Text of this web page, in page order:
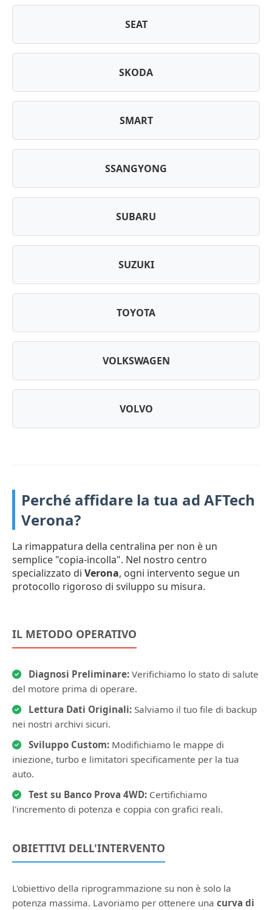
SEAT
SKODA
SMART
SSANGYONG
SUBARU
SUZUKI
TOYOTA
VOLKSWAGEN
VOLVO
Perché affidare la tua ad AFTech
Verona?
La rimappatura della centralina per non è un
semplice "copia-incolla". Nel nostro centro
specializzato di Verona, ogni intervento segue un
protocollo rigoroso di sviluppo su misura.
IL METODO OPERATIVO
Diagnosi Preliminare: Verifichiamo lo stato di salute
del motore prima di operare.
Lettura Dati Originali: Salviamo il tuo file di backup
nei nostri archivi sicuri.
Sviluppo Custom: Modifichiamo le mappe di
iniezione, turbo e limitatori specificamente per la tua
auto.
Test su Banco Prova 4WD: Certifichiamo
l'incremento di potenza e coppia con grafici reali.
OBIETTIVI DELL'INTERVENTO
L'obiettivo della riprogrammazione su non è solo la
potenza massima. Lavoriamo per ottenere una curva di